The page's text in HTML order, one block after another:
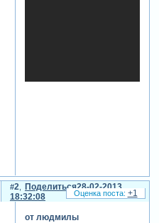
Поделиться
2
28-02-2013
18:32:08
от людмилы
+1